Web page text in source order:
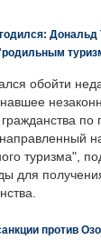
обойти
по
туризма",
для
против